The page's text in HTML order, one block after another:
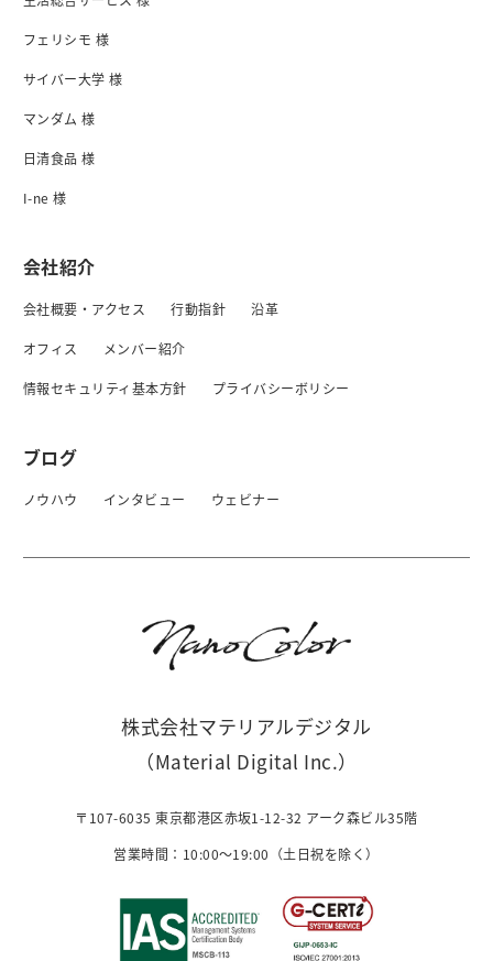
フェリシモ 様
サイバー大学 様
マンダム 様
日清食品 様
I-ne 様
会社紹介
会社概要・アクセス 行動指針 沿革
オフィス メンバー紹介
情報セキュリティ基本方針 プライバシーボリシー
ブログ
ノウハウ インタビュー ウェビナー
株式会社マテリアルデジタル
（Material Digital Inc.）
〒107-6035 東京都港区赤坂1-12-32 アーク森ビル35階
営業時間：10:00〜19:00（土日祝を除く）